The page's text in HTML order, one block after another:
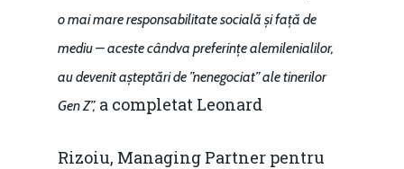
o mai mare responsabilitate socială și față de
mediu – aceste cândva preferințe alemilenialilor,
au devenit așteptări de ”nenegociat” ale tinerilor
Gen Z”, a completat Leonard
Rizoiu, Managing Partner pentru